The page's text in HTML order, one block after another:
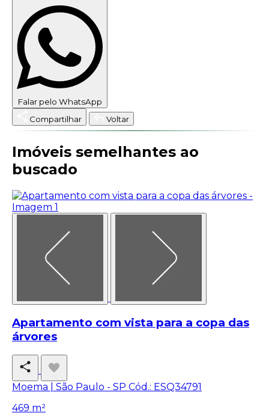
Falar pelo WhatsApp
Compartilhar
Voltar
Imóveis semelhantes ao
buscado
Apartamento com vista para a copa das
árvores
Moema | São Paulo - SP Cód.: ESQ34791
469 m²